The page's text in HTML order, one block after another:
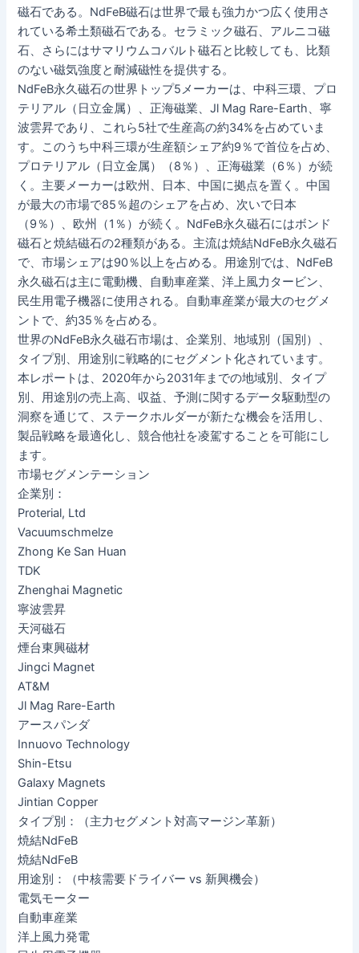
磁石である。NdFeB磁石は世界で最も強力かつ広く使用さ
れている希土類磁石である。セラミック磁石、アルニコ磁
石、さらにはサマリウムコバルト磁石と比較しても、比類
のない磁気強度と耐減磁性を提供する。
NdFeB永久磁石の世界トップ5メーカーは、中科三環、プロ
テリアル（日立金属）、正海磁業、Jl Mag Rare-Earth、寧
波雲昇であり、これら5社で生産高の約34%を占めていま
す。このうち中科三環が生産額シェア約9％で首位を占め、
プロテリアル（日立金属）（8％）、正海磁業（6％）が続
く。主要メーカーは欧州、日本、中国に拠点を置く。中国
が最大の市場で85％超のシェアを占め、次いで日本
（9％）、欧州（1％）が続く。NdFeB永久磁石にはボンド
磁石と焼結磁石の2種類がある。主流は焼結NdFeB永久磁石
で、市場シェアは90％以上を占める。用途別では、NdFeB
永久磁石は主に電動機、自動車産業、洋上風力タービン、
民生用電子機器に使用される。自動車産業が最大のセグメ
ントで、約35％を占める。
世界のNdFeB永久磁石市場は、企業別、地域別（国別）、
タイプ別、用途別に戦略的にセグメント化されています。
本レポートは、2020年から2031年までの地域別、タイプ
別、用途別の売上高、収益、予測に関するデータ駆動型の
洞察を通じて、ステークホルダーが新たな機会を活用し、
製品戦略を最適化し、競合他社を凌駕することを可能にし
ます。
市場セグメンテーション
企業別：
Proterial, Ltd
Vacuumschmelze
Zhong Ke San Huan
TDK
Zhenghai Magnetic
寧波雲昇
天河磁石
煙台東興磁材
Jingci Magnet
AT&M
Jl Mag Rare-Earth
アースパンダ
Innuovo Technology
Shin-Etsu
Galaxy Magnets
Jintian Copper
タイプ別：（主力セグメント対高マージン革新）
焼結NdFeB
焼結NdFeB
用途別：（中核需要ドライバー vs 新興機会）
電気モーター
自動車産業
洋上風力発電